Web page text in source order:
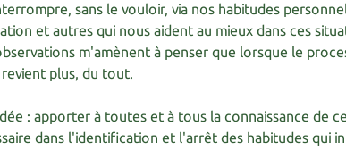
sans le vouloir, via nos habitudes
et autres qui nous aident au mieux dans ces
m'amènent à penser que lorsque le
plus, du tout.
: apporter à toutes et à tous la connaissance de
dans l'identification et l'arrêt des habitudes qui